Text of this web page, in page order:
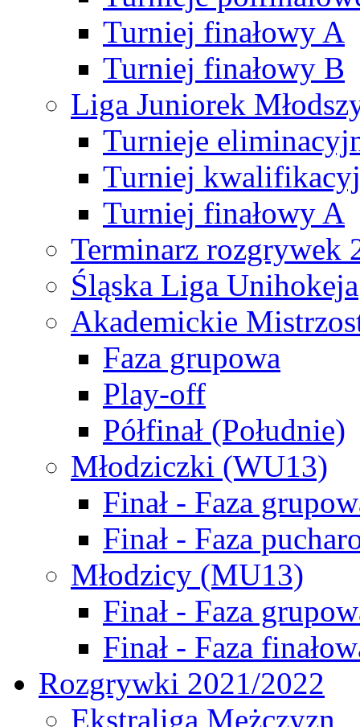
Turniej finałowy A
Turniej finałowy B
Liga Juniorek
Turnieje
Turniej
Turniej finałowy A
Terminarz rozgrywek
Śląska Liga Unihokeja
Akademickie
Faza grupowa
Play-off
Półfinał (Południe)
Młodziczki (WU13)
Finał - Faza
Finał - Faza
Młodzicy (MU13)
Finał - Faza
Finał - Faza
Rozgrywki 2021/2022
Ekstraliga Mężczyzn